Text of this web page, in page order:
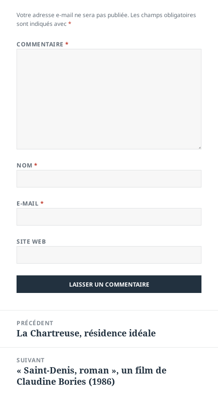
Votre adresse e-mail ne sera pas publiée. Les champs obligatoires
sont indiqués avec*
COMMENTAIRE*
NOM*
E-MAIL *
SITE WEB
l’article
PRÉCÉDENT
Article
La Chartreuse, résidence idéale
SUIVANT
Article
suivant :
« Saint-Denis, roman », un film de
Claudine Bories (1986)